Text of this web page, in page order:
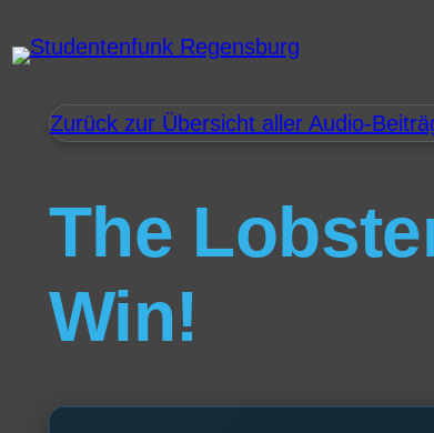
Zurück zur Übersicht aller Audio-
The
Win!